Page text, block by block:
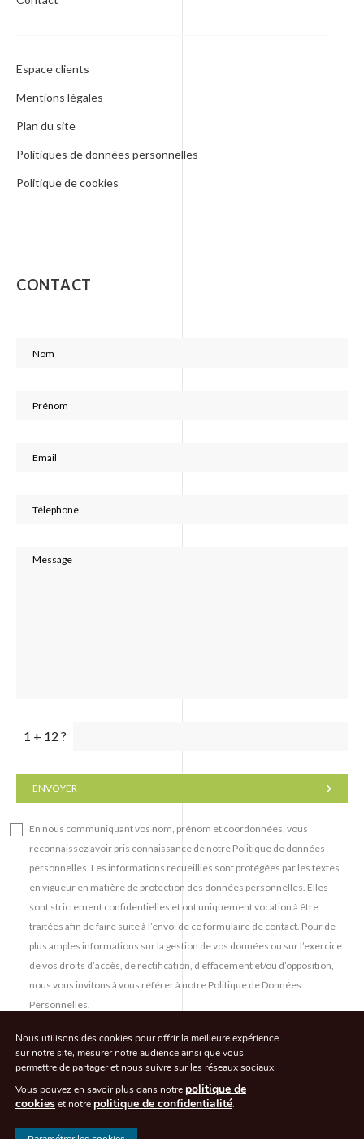
Espace clients
Mentions légales
Plan du site
Politiques de données personnelles
Politique de cookies
CONTACT
1 + 12 ?
ENVOYER
En nous communiquant vos nom, prénom et coordonnées, vous
reconnaissez avoir pris connaissance de notre Politique de données
personnelles. Les informations recueillies sont protégées par les textes
en vigueur en matière de protection des données personnelles. Elles
sont strictement confidentielles et ont uniquement vocation à être
traitées afin de faire suite à l’envoi de ce formulaire de contact. Pour de
plus amples informations sur la gestion de vos données ou sur l’exercice
de vos droits d’accès, de rectification, d’effacement et/ou d’opposition,
nous vous invitons à vous référer à notre Politique de Données
Personnelles.
Eliott & Markus
Nous utilisons des cookies pour offrir la meilleure expérience
sur notre site, mesurer notre audience ainsi que vous
permettre de partageret nous suivre sur les réseaux sociaux.
Vous pouvez en savoir plus dans notre politique de
cookieset notre politique de confidentialité.